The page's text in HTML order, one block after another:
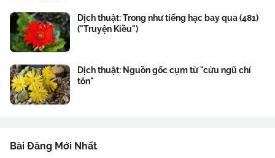
Dịch thuật: Trong như tiếng hạc bay qua (481)
("Truyện Kiều")
Dịch thuật: Nguồn gốc cụm từ "cửu ngũ chí
tôn"
Bài Đăng Mới Nhất